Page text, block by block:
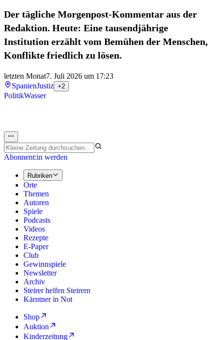
Der tägliche Morgenpost-Kommentar aus der
Redaktion. Heute: Eine tausendjährige
Institution erzählt vom Bemühen der Menschen,
Konflikte friedlich zu lösen.
letzten Monat7. Juli 2026 um 17:23
SpanienJustiz +2
PolitikWasser
Abonnent:in werden
Rubriken
Orte
Themen
Autoren
Spiele
Podcasts
Videos
Rezepte
E-Paper
Club
Gewinnspiele
Newsletter
Archiv
Steirer helfen Steirern
Kärntner in Not
Shop
Auktion
Kinderzeitung